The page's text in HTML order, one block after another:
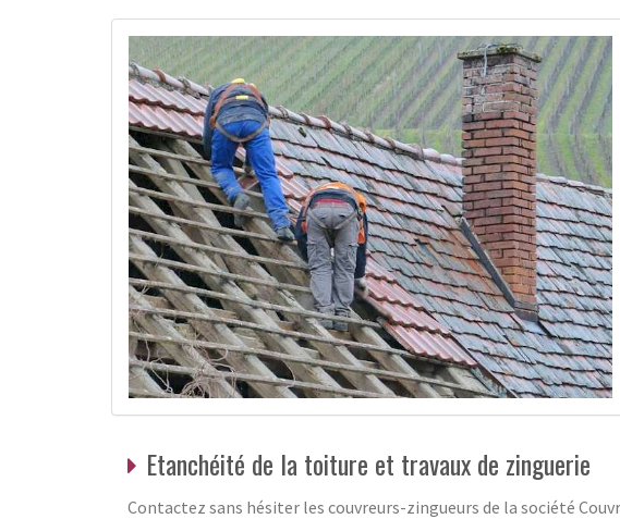
Etanchéité de la toiture et travaux de zinguerie
Contactez sans hésiter les couvreurs-zingueurs de la société